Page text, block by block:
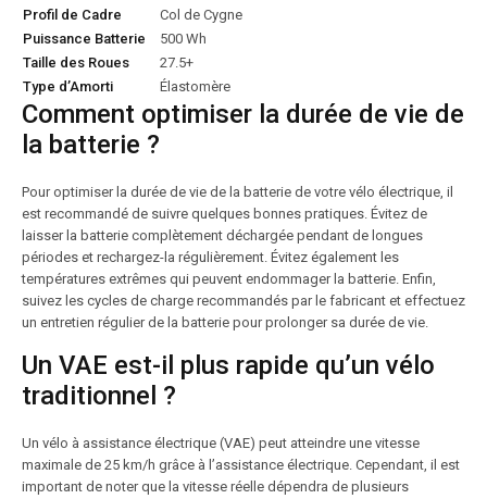
Profil de Cadre
Col de Cygne
Puissance Batterie
500 Wh
Taille des Roues
27.5+
Type d’Amorti
Élastomère
Comment optimiser la durée de vie de
la batterie ?
Pour optimiser la durée de vie de la batterie de votre vélo électrique, il
est recommandé de suivre quelques bonnes pratiques. Évitez de
laisser la batterie complètement déchargée pendant de longues
périodes et rechargez-la régulièrement. Évitez également les
températures extrêmes qui peuvent endommager la batterie. Enfin,
suivez les cycles de charge recommandés par le fabricant et effectuez
un entretien régulier de la batterie pour prolonger sa durée de vie.
Un VAE est-il plus rapide qu’un vélo
traditionnel ?
Un vélo à assistance électrique (VAE) peut atteindre une vitesse
maximale de 25 km/h grâce à l’assistance électrique. Cependant, il est
important de noter que la vitesse réelle dépendra de plusieurs